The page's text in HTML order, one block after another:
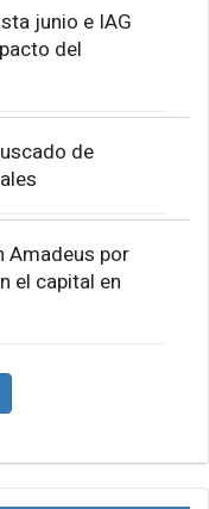
junio e IAG
del
de
Amadeus por
el capital en